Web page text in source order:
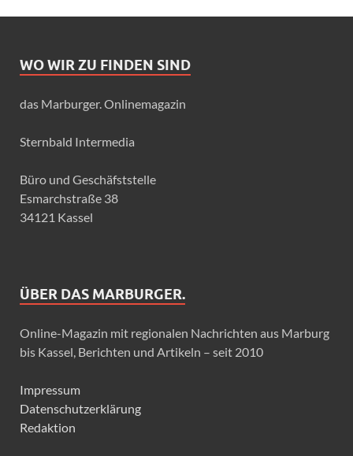
WO WIR ZU FINDEN SIND
das Marburger. Onlinemagazin
Sternbald Intermedia
Büro und Geschäfststelle
Esmarchstraße 38
34121 Kassel
ÜBER DAS MARBURGER.
Online-Magazin mit regionalen Nachrichten aus Marburg
bis Kassel, Berichten und Artikeln – seit 2010
Impressum
Datenschutzerklärung
Redaktion